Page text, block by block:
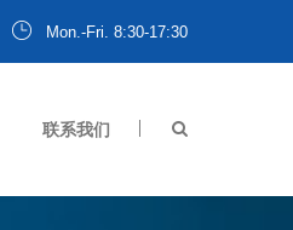
Mon.-Fri. 8:30-17:30
联系我们